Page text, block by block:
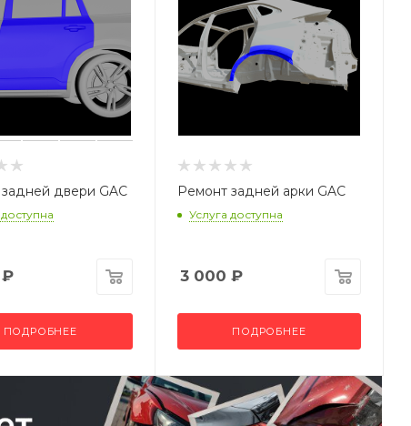
двери GAC
₽
ПОДРОБНЕЕ
Ремонт задней арки GAC
Услуга доступна
3 000 ₽
ПОДРОБНЕЕ